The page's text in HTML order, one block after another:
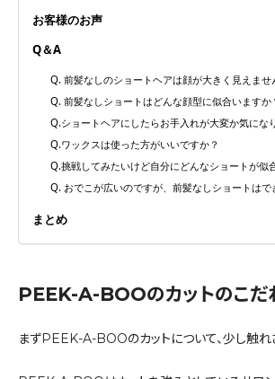
お客様のお声
Q＆A
Q. 前髪なしのショートヘアは顔が大きく見えませ
Q. 前髪なしショートはどんな顔型に似合いますか
Q.ショートヘアにしたらお手入れが大変か気にな
Q.ワックスは使った方がいいですか？
Q.挑戦してみたいけど自分にどんなショートが似
Q. おでこが広いのですが、前髪なしショートはで
まとめ
PEEK-A-BOOのカットのこだ
まずPEEK-A-BOOのカットについて、少し触れ